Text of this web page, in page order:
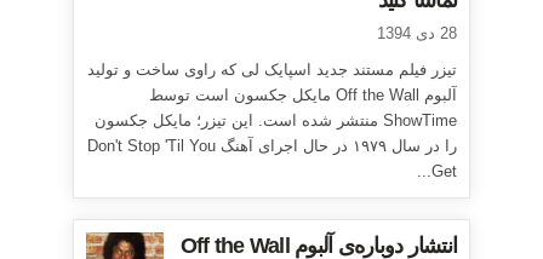
28 دی 1394
تیزر فیلم مستند جدید اسپایک لی که راوی ساخت و تولید
آلبوم Off the Wall مایکل جکسون است توسط
ShowTime منتشر شده است. این تیزر؛ مایکل جکسون
را در سال ۱۹۷۹ در حال اجرای آهنگ Don't Stop 'Til You
Get...
انتشار دوباره‌ی آلبوم Off the Wall